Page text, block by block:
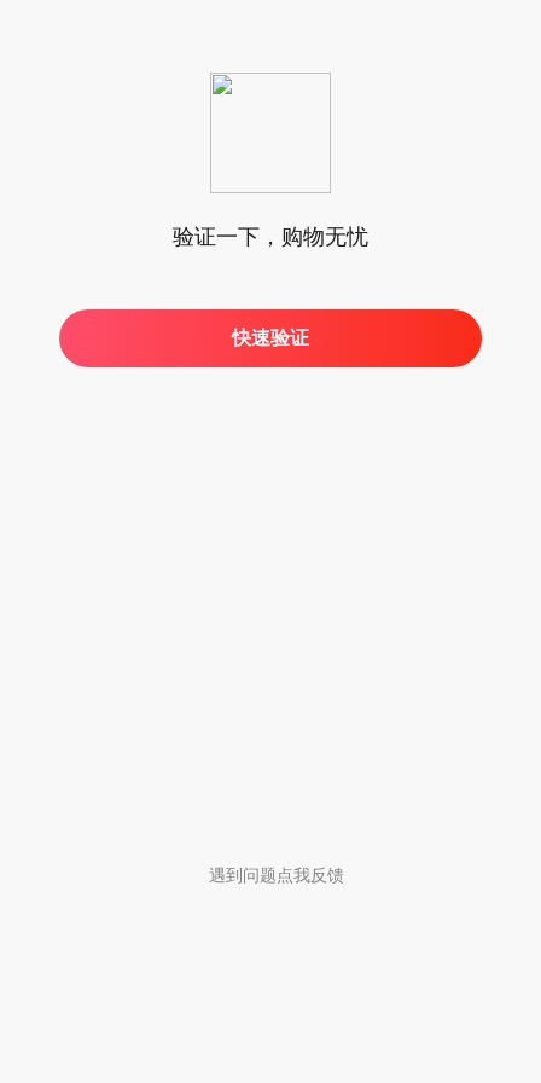
验证一下，购物无忧
快速验证
遇到问题点我反馈